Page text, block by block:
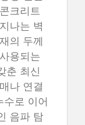
크리트
나는 벽
의 두께
용되는
춘 최신
나 연결
수로 이어
음파 탐